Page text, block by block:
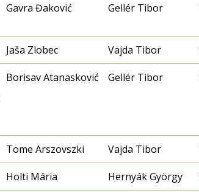
Gavra Đaković Gellér Tibor
Jaša Zlobec Vajda Tibor
Borisav Atanasković Gellér Tibor
Tome Arszovszki Vajda Tibor
Holti Mária Hernyák György